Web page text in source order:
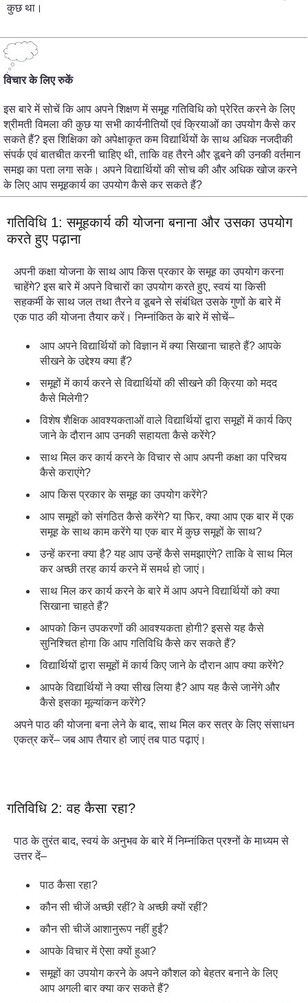
कुछ था।
विचार के लिए रुकें
इस बारे में सोचें कि आप अपने शिक्षण में समूह गतिविधि को प्रेरित करने के लिए
श्रीमती विमला की कुछ या सभी कार्यनीतियों एवं क्रियाओं का उपयोग कैसे कर
सकते हैं? इस शिक्षिका को अपेक्षाकृत कम विद्यार्थियों के साथ अधिक नजदीकी
संपर्क एवं बातचीत करनी चाहिए थी, ताकि वह तैरने और डूबने की उनकी वर्तमान
समझ का पता लगा सके। अपने विद्यार्थियों की सोच की और अधिक खोज करने
के लिए आप समूहकार्य का उपयोग कैसे कर सकते हैं?
गतिविधि 1: समूहकार्य की योजना बनाना और उसका उपयोग
करते हुए पढ़ाना
अपनी कक्षा योजना के साथ आप किस प्रकार के समूह का उपयोग करना
चाहेंगे? इस बारे में अपने विचारों का उपयोग करते हुए, स्वयं या किसी
सहकर्मी के साथ जल तथा तैरने व डूबने से संबंधित उसके गुणों के बारे में
एक पाठ की योजना तैयार करें। निम्नांकित के बारे में सोचें–
आप अपने विद्यार्थियों को विज्ञान में क्या सिखाना चाहते हैं? आपके
सीखने के उद्देश्य क्या हैं?
समूहों में कार्य करने से विद्यार्थियों की सीखने की क्रिया को मदद
कैसे मिलेगी?
विशेष शैक्षिक आवश्यकताओं वाले विद्यार्थियों द्वारा समूहों में कार्य किए
जाने के दौरान आप उनकी सहायता कैसे करेंगे?
साथ मिल कर कार्य करने के विचार से आप अपनी कक्षा का परिचय
कैसे कराएंगे?
आप किस प्रकार के समूह का उपयोग करेंगे?
आप समूहों को संगठित कैसे करेंगे? या फिर, क्या आप एक बार में एक
समूह के साथ काम करेंगे या एक बार में कुछ समूहों के साथ?
उन्हें करना क्या है? यह आप उन्हें कैसे समझाएंगे? ताकि वे साथ मिल
कर अच्छी तरह कार्य करने में समर्थ हो जाएं।
साथ मिल कर कार्य करने के बारे में आप अपने विद्यार्थियों को क्या
सिखाना चाहते हैं?
आपको किन उपकरणों की आवश्यकता होगी? इससे यह कैसे
सुनिश्चित होगा कि आप गतिविधि कैसे कर सकते हैं?
विद्यार्थियों द्वारा समूहों में कार्य किए जाने के दौरान आप क्या करेंगे?
आपके विद्यार्थियों ने क्या सीख लिया है? आप यह कैसे जानेंगे और
कैसे इसका मूल्यांकन करेंगे?
अपने पाठ की योजना बना लेने के बाद, साथ मिल कर सत्र के लिए संसाधन
एकत्र करें– जब आप तैयार हो जाएं तब पाठ पढ़ाएं।
गतिविधि 2: वह कैसा रहा?
पाठ के तुरंत बाद, स्वयं के अनुभव के बारे में निम्नांकित प्रश्नों के माध्यम से
उत्तर दें–
पाठ कैसा रहा?
कौन सी चीजें अच्छी रहीं? वे अच्छी क्यों रहीं?
कौन सी चीजें आशानुरूप नहीं हुईं?
आपके विचार में ऐसा क्यों हुआ?
समूहों का उपयोग करने के अपने कौशल को बेहतर बनाने के लिए
आप अगली बार क्या कर सकते हैं?